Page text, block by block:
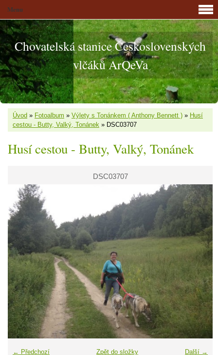
Chovatelská stanice Československých
vlčáků ArQeVa
Úvod » Fotoalbum » Výlety s Tonánkem ( Anthony Bennett ) » Husí
cestou - Butty, Valký, Tonánek » DSC03707
Husí cestou - Butty, Valký, Tonánek
DSC03707
← Předchozí Další →
Zpět do složky
Menu